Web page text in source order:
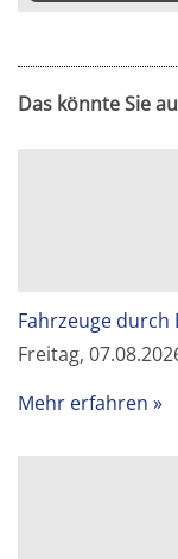
Das könnte Sie
Fahrzeuge
Freitag,
Mehr erfahren